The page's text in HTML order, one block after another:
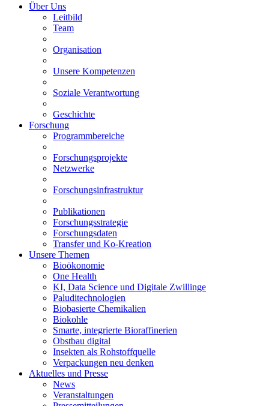
Über Uns
Leitbild
Team
Organisation
Unsere Kompetenzen
Soziale Verantwortung
Geschichte
Forschung
Programmbereiche
Forschungsprojekte
Netzwerke
Forschungsinfrastruktur
Publikationen
Forschungsstrategie
Forschungsdaten
Transfer und Ko-Kreation
Unsere Themen
Bioökonomie
One Health
KI, Data Science und Digitale Zwillinge
Paluditechnologien
Biobasierte Chemikalien
Biokohle
Smarte, integrierte Bioraffinerien
Obstbau digital
Insekten als Rohstoffquelle
Verpackungen neu denken
Aktuelles und Presse
News
Veranstaltungen